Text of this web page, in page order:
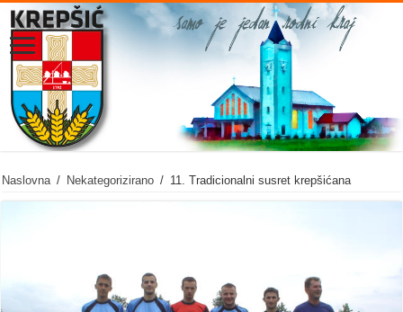
Naslovna / Nekategorizirano / 11. Tradicionalni susret krepšićana